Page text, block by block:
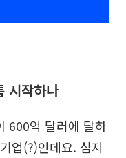
시작하나
600억 달러에 달하
업(?)인데요. 심지